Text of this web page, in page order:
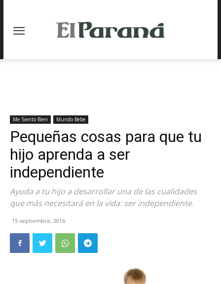
Me Siento Bien Mundo Bebe
Pequeñas cosas para que tu
hijo aprenda a ser
independiente
Ayuda a tu hijo a desarrollar una de las cualidades
que más necesitará en la vida: ser independiente.
15 septiembre, 2016